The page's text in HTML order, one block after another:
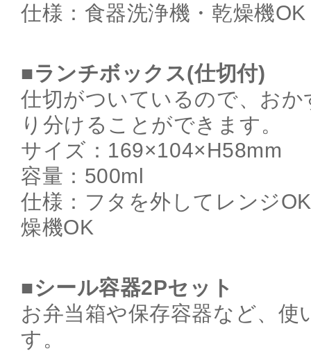
仕様：食器洗浄機・乾燥機OK
■ランチボックス(仕切付)
仕切がついているので、お
り分けることができます。
サイズ：169×104×H58mm
容量：500ml
仕様：フタを外してレンジ
燥機OK
■シール容器2Pセット
お弁当箱や保存容器など、使
す。